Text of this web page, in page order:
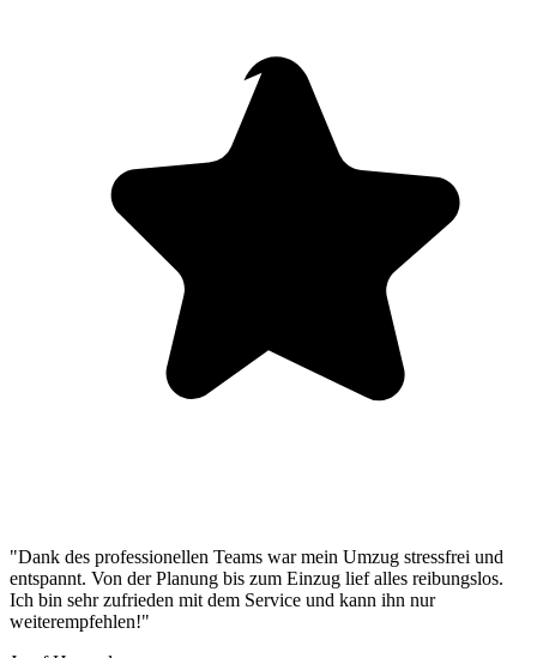
"Dank des professionellen Teams war mein Umzug stressfrei und
entspannt. Von der Planung bis zum Einzug lief alles reibungslos.
Ich bin sehr zufrieden mit dem Service und kann ihn nur
weiterempfehlen!"